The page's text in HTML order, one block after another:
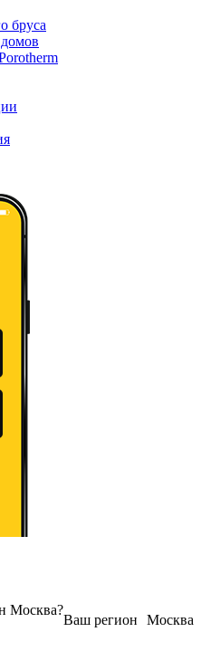
бруса
Москва
Ваш регион
Москва?